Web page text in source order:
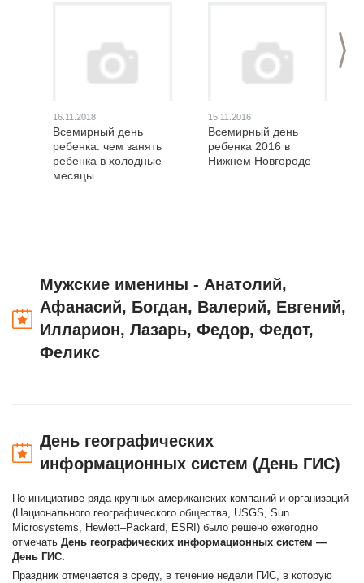
>
16.11.2018
Всемирный день
ребенка: чем занять
ребенка в холодные
месяцы
15.11.2016
Всемирный день
ребенка 2016 в
Нижнем Новгороде
Мужские именины - Анатолий,
Афанасий, Богдан, Валерий, Евгений,
Илларион, Лазарь, Федор, Федот,
Феликс
День географических
информационных систем (День ГИС)
По инициативе ряда крупных американских компаний и организаций
(Национального географического общества, USGS, Sun
Microsystems, Hewlett–Packard, ESRI) было решено ежегодно
отмечать День географических информационных систем —
День ГИС.
Праздник отмечается в среду, в течение недели ГИС, в которую